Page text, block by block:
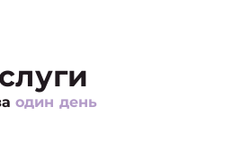
один день